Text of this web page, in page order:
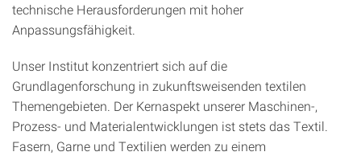
technische Herausforderungen mit hoher
Anpassungsfähigkeit.
Unser Institut konzentriert sich auf die
Grundlagenforschung in zukunftsweisenden textilen
Themengebieten. Der Kernaspekt unserer Maschinen-,
Prozess- und Materialentwicklungen ist stets das Textil.
Fasern, Garne und Textilien werden zu einem